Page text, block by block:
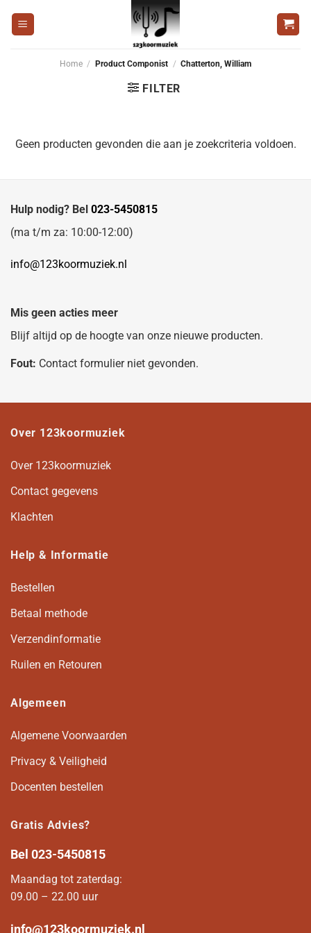
naar
Home / Product Componist / Chatterton, William
FILTER
Geen producten gevonden die aan je zoekcriteria voldoen.
Hulp nodig? Bel 023-5450815
(ma t/m za: 10:00-12:00)
info@123koormuziek.nl
Mis geen acties meer
Blijf altijd op de hoogte van onze nieuwe producten.
Fout: Contact formulier niet gevonden.
Over 123koormuziek
Over 123koormuziek
Contact gegevens
Klachten
Help & Informatie
Bestellen
Betaal methode
Verzendinformatie
Ruilen en Retouren
Algemeen
Algemene Voorwaarden
Privacy & Veiligheid
Docenten bestellen
Gratis Advies?
Bel 023-5450815
Maandag tot zaterdag:
09.00 – 22.00 uur
info@123koormuziek.nl